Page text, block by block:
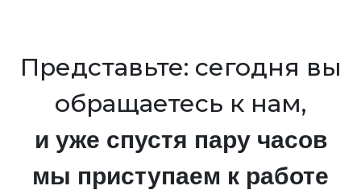
Представьте: сегодня вы
обращаетесь к нам,
и уже спустя пару часов
мы приступаем к работе